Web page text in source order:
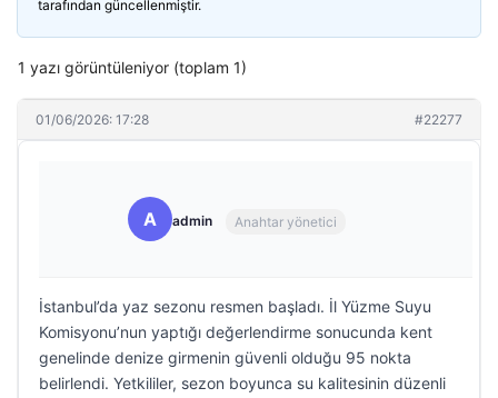
tarafından güncellenmiştir.
1 yazı görüntüleniyor (toplam 1)
01/06/2026: 17:28 #22277
A admin Anahtar yönetici
İstanbul’da yaz sezonu resmen başladı. İl Yüzme Suyu
Komisyonu’nun yaptığı değerlendirme sonucunda kent
genelinde denize girmenin güvenli olduğu 95 nokta
belirlendi. Yetkililer, sezon boyunca su kalitesinin düzenli